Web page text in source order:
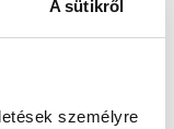
A sütikről
személyre